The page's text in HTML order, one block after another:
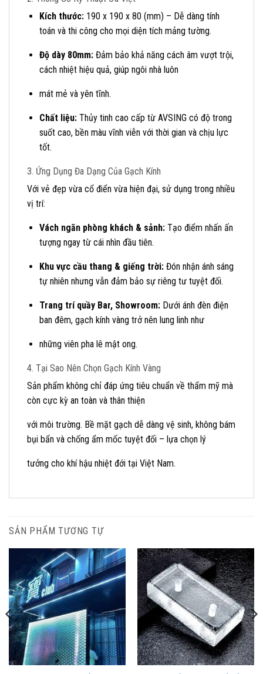
Kích thước:190 x 190 x 80 (mm) – Dễ dàng tính
toán và thi công cho mọi diện tích mảng tường.
Độ dày 80mm:Đảm bảo khả năng cách âm vượt trội,
cách nhiệt hiệu quả, giúp ngôi nhà luôn
mát mẻ và yên tĩnh.
Chất liệu:Thủy tinh cao cấp từ AVSING có độ trong
suốt cao, bền màu vĩnh viễn với thời gian và chịu lực
tốt.
3. Ứng Dụng Đa Dạng Của Gạch Kính
Với vẻ đẹp vừa cổ điển vừa hiện đại, sử dụng trong nhiều
vị trí:
Vách ngăn phòng khách & sảnh:Tạo điểm nhấn ấn
tượng ngay từ cái nhìn đầu tiên.
Khu vực cầu thang & giếng trời:Đón nhận ánh sáng
tự nhiên nhưng vẫn đảm bảo sự riêng tư tuyệt đối.
Trang trí quầy Bar, Showroom:Dưới ánh đèn điện
ban đêm, gạch kính vàng trở nên lung linh như
những viên pha lê mật ong.
4. Tại Sao Nên Chọn Gạch Kính Vàng
Sản phẩm không chỉ đáp ứng tiêu chuẩn về thẩm mỹ mà
còn cực kỳ an toàn và thân thiện
với môi trường. Bề mặt gạch dễ dàng vệ sinh, không bám
bụi bẩn và chống ẩm mốc tuyệt đối – lựa chọn lý
tưởng cho khí hậu nhiệt đới tại Việt Nam.
SẢN PHẨM TƯƠNG TỰ